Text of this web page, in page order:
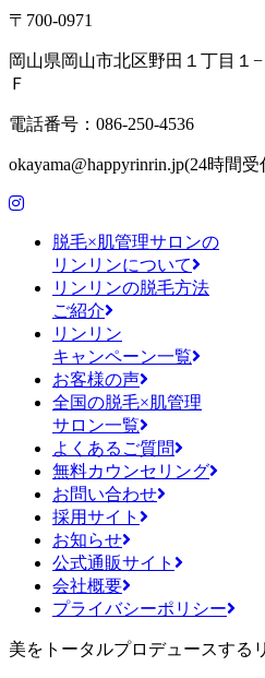
〒700-0971
岡山県岡山市北区野田１丁目１
Ｆ
電話番号：086-250-4536
okayama@happyrinrin.jp(24時間
脱毛×肌管理サロンの
リンリンについて
リンリンの脱毛方法
ご紹介
リンリン
キャンペーン一覧
お客様の声
全国の脱毛×肌管理
サロン一覧
よくあるご質問
無料カウンセリング
お問い合わせ
採用サイト
お知らせ
公式通販サイト
会社概要
プライバシーポリシー
美をトータルプロデュースする